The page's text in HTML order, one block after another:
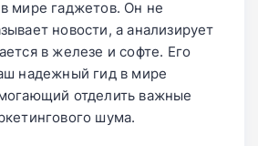
мире гаджетов. Он не
новости, а анализирует
в железе и софте. Его
надежный гид в мире
отделить важные
шума.